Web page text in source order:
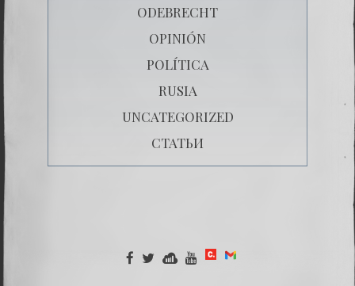
ODEBRECHT
OPINIÓN
POLÍTICA
RUSIA
UNCATEGORIZED
СТАТЬИ